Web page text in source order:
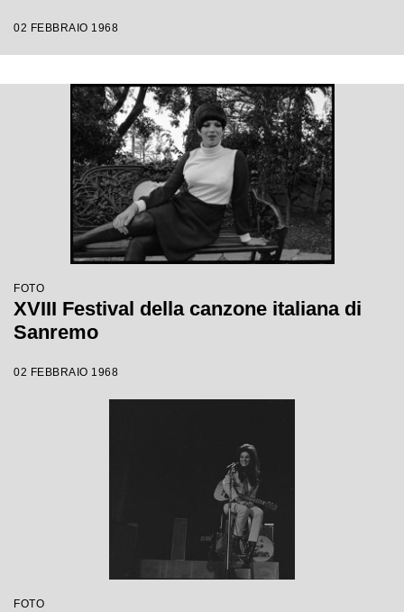
02 FEBBRAIO 1968
FOTO
XVIII Festival della canzone italiana di
Sanremo
02 FEBBRAIO 1968
FOTO